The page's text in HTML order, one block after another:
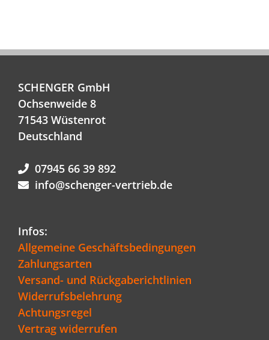
SCHENGER GmbH
Ochsenweide 8
71543 Wüstenrot
Deutschland
07945 66 39 892
info@schenger-vertrieb.de
Infos:
Allgemeine Geschäftsbedingungen
Zahlungsarten
Versand- und Rückgaberichtlinien
Widerrufsbelehrung
Achtungsregel
Vertrag widerrufen